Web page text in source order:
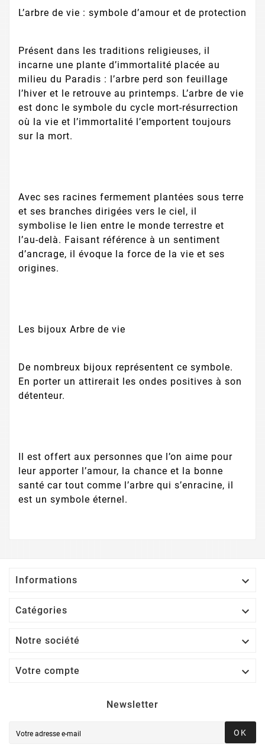
L’arbre de vie : symbole d’amour et de protection
Présent dans les traditions religieuses, il
incarne une plante d’immortalité placée au
milieu du Paradis : l’arbre perd son feuillage
l’hiver et le retrouve au printemps. L’arbre de vie
est donc le symbole du cycle mort-résurrection
où la vie et l’immortalité l’emportent toujours
sur la mort.
Avec ses racines fermement plantées sous terre
et ses branches dirigées vers le ciel, il
symbolise le lien entre le monde terrestre et
l’au-delà. Faisant référence à un sentiment
d’ancrage, il évoque la force de la vie et ses
origines.
Les bijoux Arbre de vie
De nombreux bijoux représentent ce symbole.
En porter un attirerait les ondes positives à son
détenteur.
Il est offert aux personnes que l’on aime pour
leur apporter l’amour, la chance et la bonne
santé car tout comme l’arbre qui s’enracine, il
est un symbole éternel.
Informations 
Catégories 
Notre société 
Votre compte 
Newsletter
OK